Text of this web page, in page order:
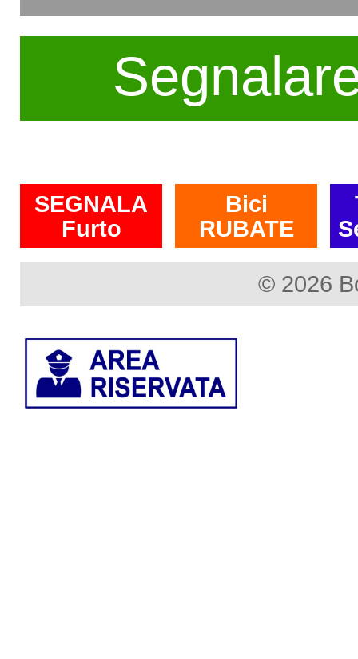
SEGNALA
Furto
Bici
RUBATE
© 2026